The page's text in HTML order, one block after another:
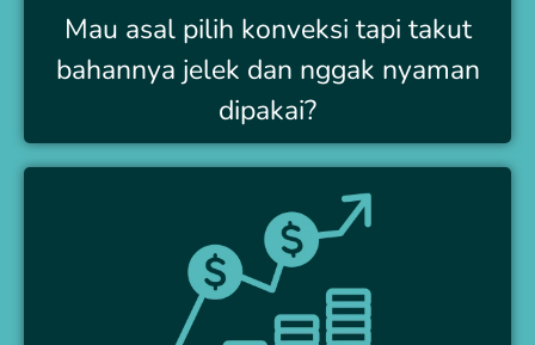
Mau asal pilih konveksi tapi takut
bahannya jelek dan nggak nyaman
dipakai?